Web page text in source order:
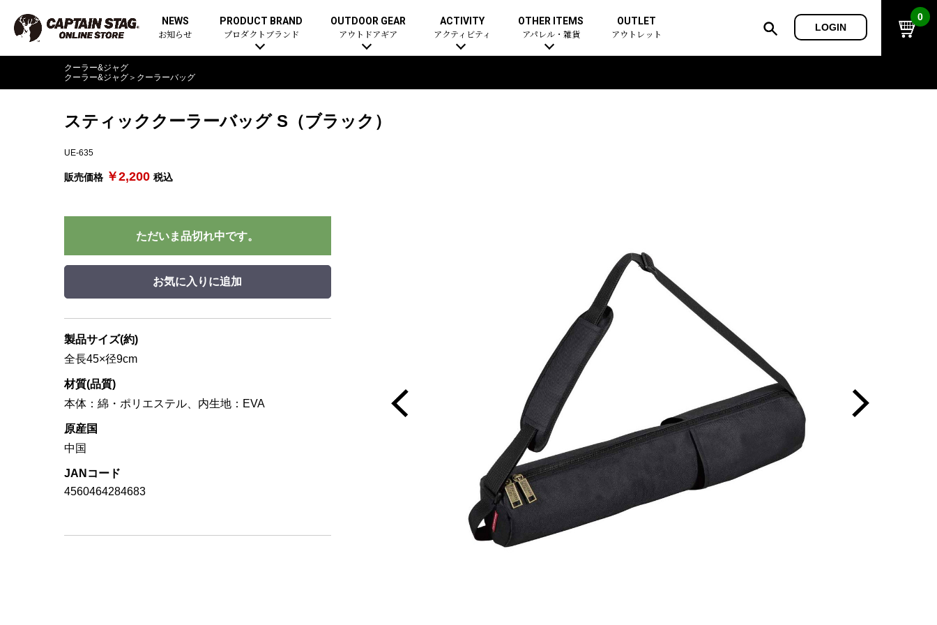
NEWS
お知らせ
PRODUCT BRAND
プロダクトブランド
OUTDOOR GEAR
アウトドアギア
ACTIVITY
アクティビティ
OTHER ITEMS
アパレル・雑貨
OUTLET
アウトレット
LOGIN
0
クーラー&ジャグ
クーラー&ジャグ ＞ クーラーバッグ
スティッククーラーバッグ S（ブラック）
UE-635
販売価格 ￥2,200 税込
ただいま品切れ中です。
お気に入りに追加
製品サイズ(約)
全長45×径9cm
材質(品質)
本体：綿・ポリエステル、内生地：EVA
原産国
中国
JANコード
4560464284683